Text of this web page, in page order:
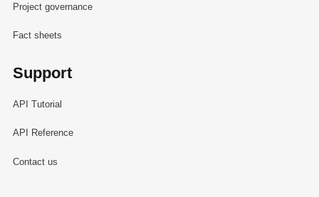
Project governance
Fact sheets
Support
API Tutorial
API Reference
Contact us